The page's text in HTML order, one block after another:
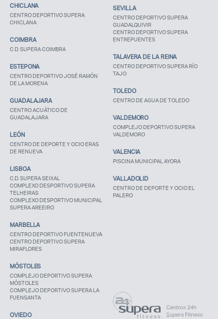
CHICLANA
CENTRO DEPORTIVO SUPERA
CHICLANA
COIMBRA
C.D. SUPERA COIMBRA
ESTEPONA
CENTRO DEPORTIVO JOSÉ RAMÓN
DE LA MORENA
GUADALAJARA
CENTRO ACUÁTICO DE
GUADALAJARA
LEÓN
CENTRO DE DEPORTE Y OCIO ERAS
DE RENUEVA
LISBOA
C.D. SUPERA SEIXAL
COMPLEXO DESPORTIVO SUPERA
TELHEIRAS
COMPLEXO DESPORTIVO MUNICIPAL
SUPERA AREEIRO
MARBELLA
CENTRO DEPORTIVO FUENTENUEVA
CENTRO DEPORTIVO SUPERA
MIRAFLORES
MÓSTOLES
COMPLEJO DEPORTIVO SUPERA
MÓSTOLES
COMPLEJO DEPORTIVO SUPERA LA
FUENSANTA
OVIEDO
SEVILLA
CENTRO DEPORTIVO SUPERA
GUADALQUIVIR
CENTRO DEPORTIVO SUPERA
ENTREPUENTES
TALAVERA DE LA REINA
CENTRO DEPORTIVO SUPERA RÍO
TAJO
TOLEDO
CENTRO DE AGUA DE TOLEDO
VALDEMORO
COMPLEJO DEPORTIVO SUPERA
VALDEMORO
VALENCIA
PISCINA MUNICIPAL AYORA
VALLADOLID
CENTRO DE DEPORTE Y OCIO EL
PALERO